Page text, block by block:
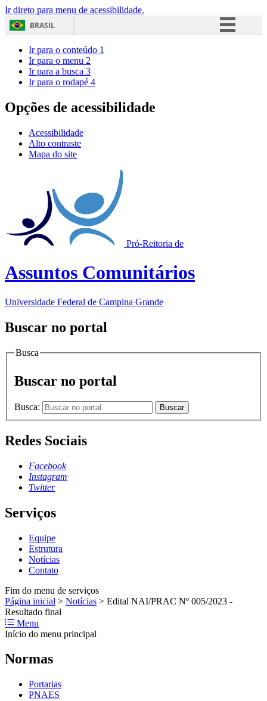
Ir direto para menu de acessibilidade.
BRASIL
Acesso à informação
Ir para o conteúdo 1
Ir para o menu 2
Ir para a busca 3
Ir para o rodapé 4
Opções de acessibilidade
Acessibilidade
Alto contraste
Mapa do site
Pró-Reitoria de
Assuntos Comunitários
Universidade Federal de Campina Grande
Buscar no portal
Busca
Buscar no portal
Busca: Buscar
Redes Sociais
Facebook
Instagram
Twitter
Serviços
Equipe
Estrutura
Notícias
Contato
Fim do menu de serviços
Página inicial > Notícias > Edital NAI/PRAC Nº 005/2023 -
Resultado final
Menu
Início do menu principal
Normas
Portarias
PNAES